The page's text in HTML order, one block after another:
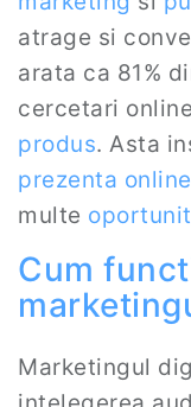
atrage si
arata ca 81%
cercetari
produs. Asta
prezenta online
multe
Cum
Marketingul